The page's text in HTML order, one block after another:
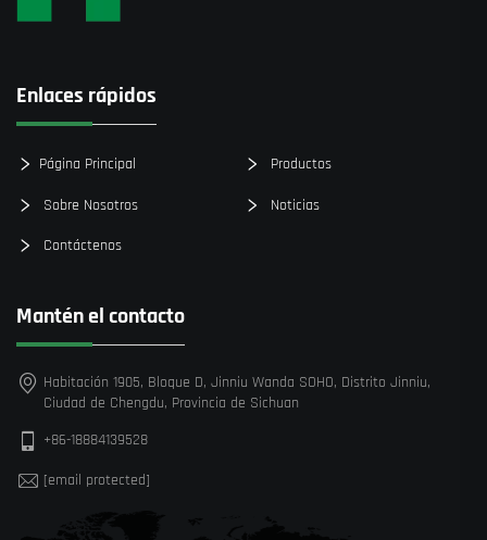
Enlaces rápidos
Página Principal Productos
Sobre Nosotros Noticias
Contáctenos
Mantén el contacto
Habitación 1905, Bloque D, Jinniu Wanda SOHO, Distrito Jinniu,
Ciudad de Chengdu, Provincia de Sichuan
+86-18884139528
[email protected]